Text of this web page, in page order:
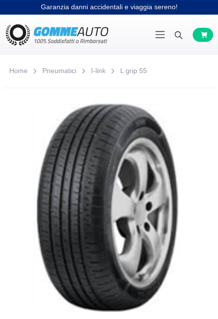
Garanzia danni accidentali e viaggia sereno!
Home Pneumatici I-link L grip 55